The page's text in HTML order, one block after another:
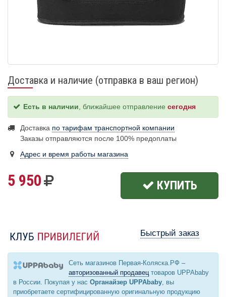
Доставка и наличие (отправка в ваш регион)
Есть в наличии , ближайшее отправление сегодня
Доставка по тарифам транспортной компании
Заказы отправляются после 100% предоплаты
Адрес и время работы магазина
5 950 КУПИТЬ
Быстрый заказ
Сеть магазинов Первая-Коляска.РФ –
авторизованный продавецтоваров UPPAbaby
в России. Покупая у нас Органайзер UPPAbaby, вы
приобретаете сертифицированную оригинальную продукцию